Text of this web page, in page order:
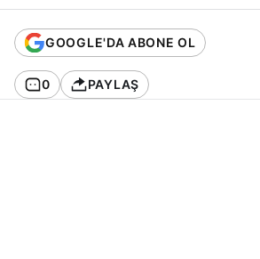
GOOGLE'DA ABONE OL
0 PAYLAŞ